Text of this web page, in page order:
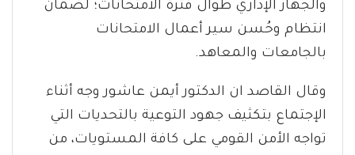
والجهاز الإداري طوال فترة الامتحانات؛ لضمان
انتظام وحُسن سير أعمال الامتحانات
بالجامعات والمعاهد.
وقال القاصد ان الدكتور أيمن عاشور وجه أثناء
الإجتماع بتكثيف جهود التوعية بالتحديات التي
تواجه الأمن القومي على كافة المستويات، من